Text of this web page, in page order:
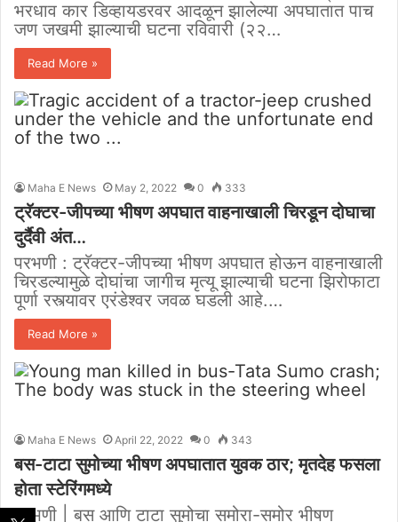
भरधाव कार डिव्हायडरवर आदळून झालेल्या अपघातात पाच
जण जखमी झाल्याची घटना रविवारी (२२…
Read More »
Maha E News May 2, 2022 0 333
ट्रॅक्टर-जीपच्या भीषण अपघात वाहनाखाली चिरडून दोघाचा
दुर्दैवी अंत…
परभणी : ट्रॅक्टर-जीपच्या भीषण अपघात होऊन वाहनाखाली
चिरडल्यामुळे दोघांचा जागीच मृत्यू झाल्याची घटना झिरोफाटा
पूर्णा रस्त्यावर एरंडेश्वर जवळ घडली आहे.…
Read More »
Maha E News April 22, 2022 0 343
बस-टाटा सुमोच्या भीषण अपघातात युवक ठार; मृतदेह फसला
होता स्टेरिंगमध्ये
परभणी | बस आणि टाटा सुमोचा समोरा-समोर भीषण